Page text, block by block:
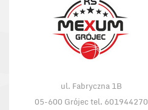
ul. Fabryczna 1B
05-600 Grójec tel. 601944270